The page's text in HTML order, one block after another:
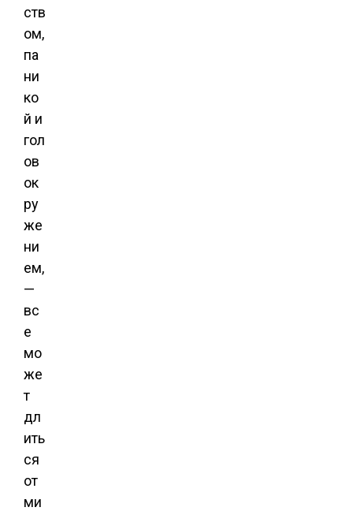
ств
ом,
па
ни
ко
й и
гол
ов
ок
ру
же
ни
ем,
—
вс
е
мо
же
т
дл
ить
ся
от
ми